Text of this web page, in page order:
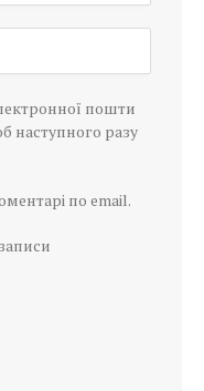
пошти
наступного разу
по email.